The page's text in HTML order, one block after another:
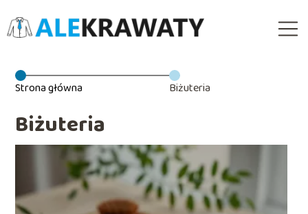
Strona główna Biżuteria
Biżuteria